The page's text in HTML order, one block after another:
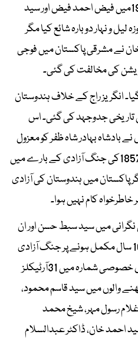
لیل و نہار 1959 میں بند ہوا۔ 1970میں فیض احمد فیض اور سید
و نہار دوبارہ شائع کیا مگر
یحییٰ خان نے مشرقی پاکستان میں فوجی
کی مخالفت کی گئی۔
انگریز راج کے خلاف ہندوستان
کے لیے مئی 1857 میں تاریخی جدوجہد کی گئی۔ اس
بادشاہ بہادر شاہ ظفر کو معزول
کردیا اور دہلی پر قبضہ کرلیا گیا۔ 1857کی جنگ آزادی کے بارے میں
پاکستان میں ہندوستان کی آزادی
کام نہیں ہوا۔
میں سید سبط حسن اور ان
کی ٹیم نے جدوجہد آزادی کے 100 سال مکمل ہونے پر جنگ آزادی
نمبر شائع کرنے کا فیصلہ کیا۔ اس خصوصی شمارہ میں 31آرٹیکلز
والوں میں سید قاسم محمود،
غلام رسول مہر، شیخ محمد
احمد خان، ڈاکٹر عبدالسلام